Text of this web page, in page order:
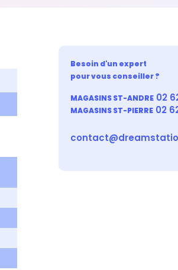
Besoin d'un expert
pour vous conseiller ?
MAGASINS ST-ANDRE 02
MAGASINS ST-PIERRE 02